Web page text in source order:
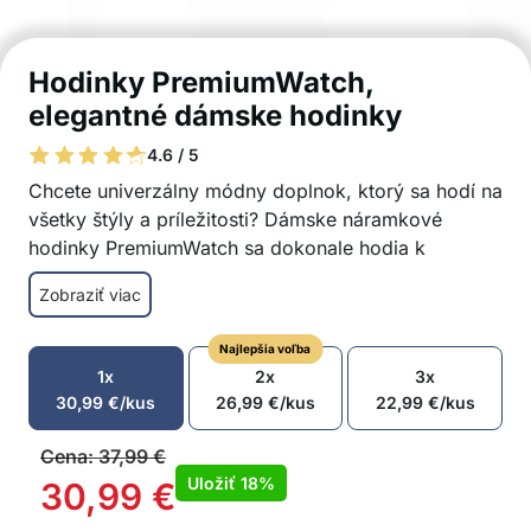
Hodinky PremiumWatch,
elegantné dámske hodinky
4.6 / 5
Chcete univerzálny módny doplnok, ktorý sa hodí na
všetky štýly a príležitosti? Dámske náramkové
hodinky PremiumWatch sa dokonale hodia k
športovým aj elegantným módnym štýlom! Môžete
ich nosiť pri rôznych príležitostiach a udalostiach,
ako sú večerné párty, svadby, obchodné stretnutia
alebo káva s priateľkou!
Štýlový a sofistikovaný vzhľad
Náramkové hodinky sú vyrobené z kvalitnej
nehrdzavejúcej ocele
Klasický analógový systém
Dokonale sa hodia k rôznym módnym štýlom –
Zobraziť viac
1x
30,99€/kus
Najlepšia voľba
2x
26,99 €/kus
3x
22,99 €/kus
Cena:37,99€
30,99 € Uložiť 18%